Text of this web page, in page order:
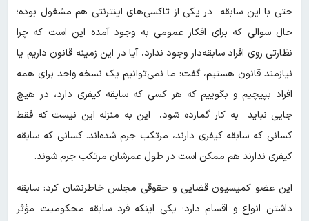
حتی با این سابقه در یکی از تاکسی‌های اینترنتی هم مشغول بوده؛
حال سوالی که برای افکار عمومی به وجود آمده این است که چرا
نظارتی روی افراد سابقه‌دار وجود ندارد، آیا در این زمینه قانون داریم یا
نیازمند قانون هستیم، گفت: ما نمی‌توانیم یک نسخه واحد برای همه
افراد بپیچیم و بگوییم که هر کسی که سابقه کیفری دارد، در هیچ
جایی نباید به کار گمارده شود، این به منزله این نیست که فقط
کسانی که سابقه کیفری دارند، مرتکب جرم شده‌اند. کسانی که سابقه
کیفری ندارند هم ممکن است در طول عمرشان مرتکب جرم شوند.
این عضو کمیسیون قضایی و حقوقی مجلس خاطرنشان کرد: سابقه
داشتن انواع و اقسام دارد؛ یکی اینکه فرد سابقه محکومیت مؤثر